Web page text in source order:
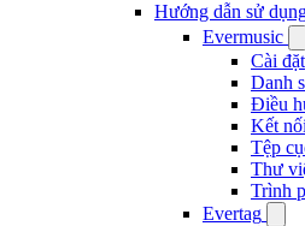
Hướng dẫn sử
Evermusic
Cài đặt
Danh
Điều
Kết nối
Tệp
Thư
Trình
Evertag